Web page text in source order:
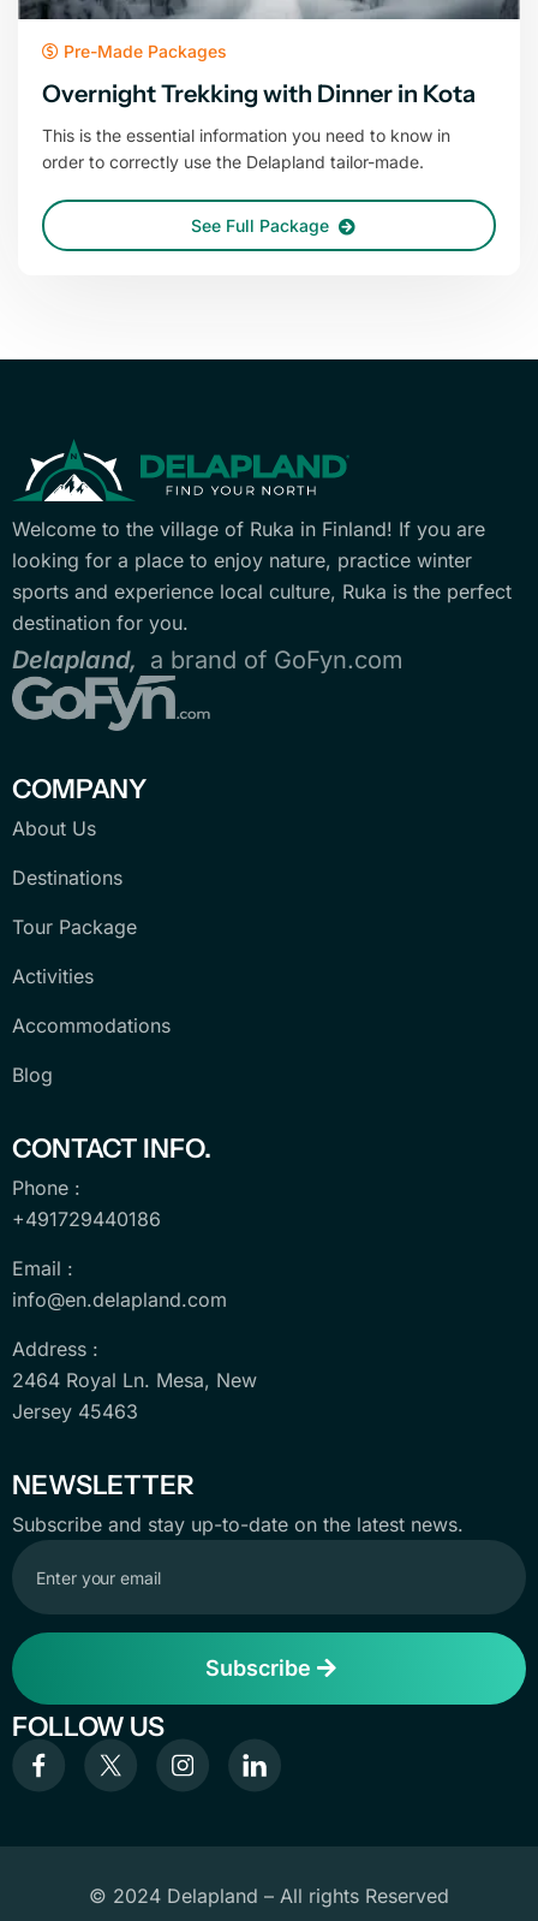
Pre-Made Packages
Overnight Trekking with Dinner in Kota
This is the essential information you need to know in
order to correctly use the Delapland tailor-made.
See Full Package
Welcome to the village of Ruka in Finland! If you are
looking for a place to enjoy nature, practice winter
sports and experience local culture, Ruka is the perfect
destination for you.
Delapland, a brand of GoFyn.com
COMPANY
About Us
Destinations
Tour Package
Activities
Accommodations
Blog
CONTACT INFO.
Phone :
+491729440186
Email :
info@en.delapland.com
Address :
2464 Royal Ln. Mesa, New
Jersey 45463
NEWSLETTER
Subscribe and stay up-to-date on the latest news.
Subscribe
FOLLOW US
© 2024 Delapland – All rights Reserved